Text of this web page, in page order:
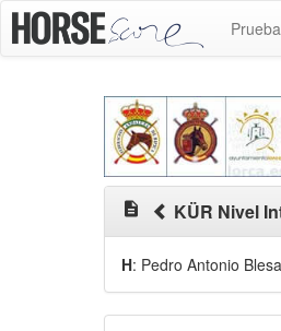
description KÜR Nivel
H: Pedro Antonio